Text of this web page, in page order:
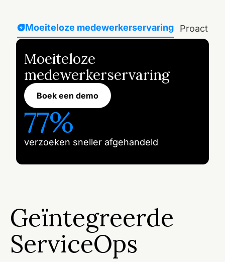
Moeiteloze medewerkerservaring Proactief
77%
verzoeken sneller afgehandeld
Moeiteloze
medewerkerservaring
Boek een demo
Geïntegreerde
ServiceOps